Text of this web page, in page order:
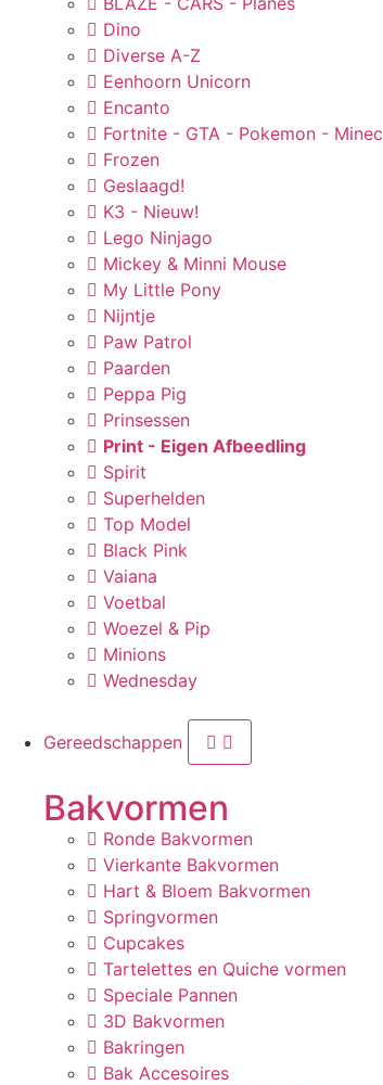
Dino
Diverse A-Z
Eenhoorn Unicorn
Encanto
Fortnite - GTA - Pokemon - Minec
Frozen
Geslaagd!
K3 - Nieuw!
Lego Ninjago
Mickey & Minni Mouse
My Little Pony
Nijntje
Paw Patrol
Paarden
Peppa Pig
Prinsessen
Print - Eigen Afbeedling
Spirit
Superhelden
Top Model
Black Pink
Vaiana
Voetbal
Woezel & Pip
Minions
Wednesday
Gereedschappen
Bakvormen
Ronde Bakvormen
Vierkante Bakvormen
Hart & Bloem Bakvormen
Springvormen
Cupcakes
Tartelettes en Quiche vormen
Speciale Pannen
3D Bakvormen
Bakringen
Bak Accesoires